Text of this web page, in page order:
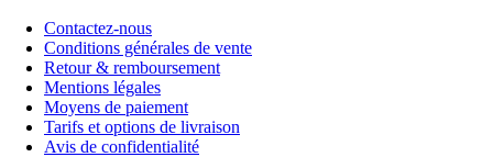
Contactez-nous
Conditions générales de vente
Retour & remboursement
Mentions légales
Moyens de paiement
Tarifs et options de livraison
Avis de confidentialité